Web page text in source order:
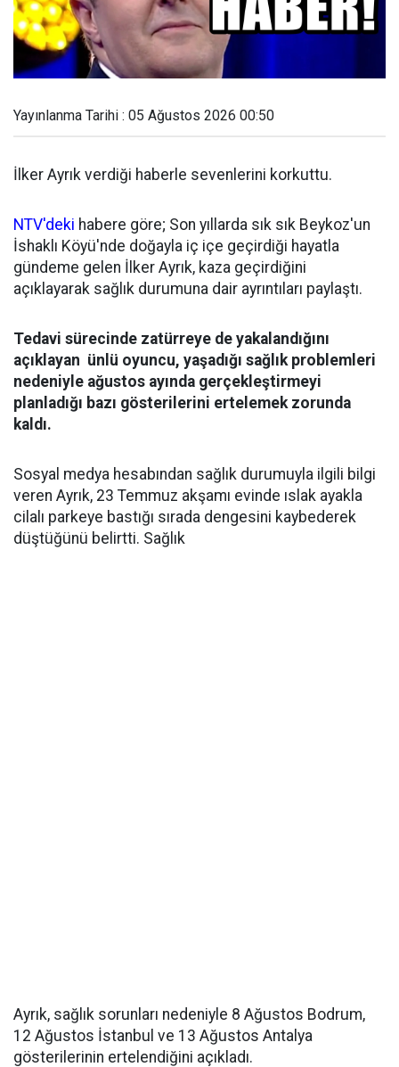
Yayınlanma Tarihi : 05 Ağustos 2026 00:50
İlker Ayrık verdiği haberle sevenlerini korkuttu.
NTV'deki habere göre; Son yıllarda sık sık Beykoz'un
İshaklı Köyü'nde doğayla iç içe geçirdiği hayatla
gündeme gelen İlker Ayrık, kaza geçirdiğini
açıklayarak sağlık durumuna dair ayrıntıları paylaştı.
Tedavi sürecinde zatürreye de yakalandığını
açıklayan ünlü oyuncu, yaşadığı sağlık problemleri
nedeniyle ağustos ayında gerçekleştirmeyi
planladığı bazı gösterilerini ertelemek zorunda
kaldı.
Sosyal medya hesabından sağlık durumuyla ilgili bilgi
veren Ayrık, 23 Temmuz akşamı evinde ıslak ayakla
cilalı parkeye bastığı sırada dengesini kaybederek
düştüğünü belirtti. Sağlık
Ayrık, sağlık sorunları nedeniyle 8 Ağustos Bodrum,
12 Ağustos İstanbul ve 13 Ağustos Antalya
gösterilerinin ertelendiğini açıkladı.